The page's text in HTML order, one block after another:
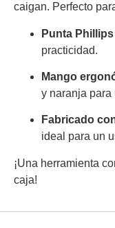
caigan. Perfecto
Punta
practicidad.
Mango
y naranja para
Fabricado
ideal para un
¡Una herramienta
caja!